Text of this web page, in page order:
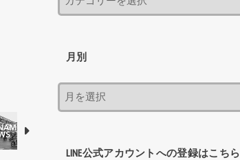
月別
LINE公式アカウントへの登録はこちら